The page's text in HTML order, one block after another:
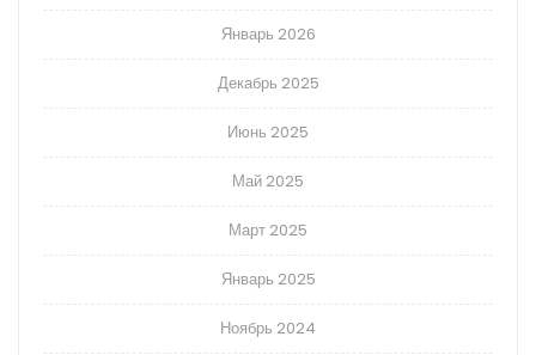
Январь 2026
Декабрь 2025
Июнь 2025
Май 2025
Март 2025
Январь 2025
Ноябрь 2024